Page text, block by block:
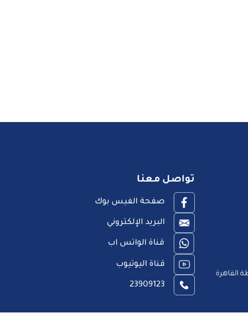
القاهرة
تواصل معنا
صفحة الفيس بوك
البريد الإلكتروني
قناة الواتس اب
قناة اليوتيوب
23909123